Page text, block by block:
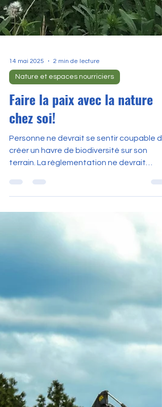
14 mai 2025 2 min de lecture
Nature et espaces nourriciers
Faire la paix avec la nature
chez soi!
Personne ne devrait se sentir coupable
créer un havre de biodiversité sur son
terrain. La règlementation ne devrait